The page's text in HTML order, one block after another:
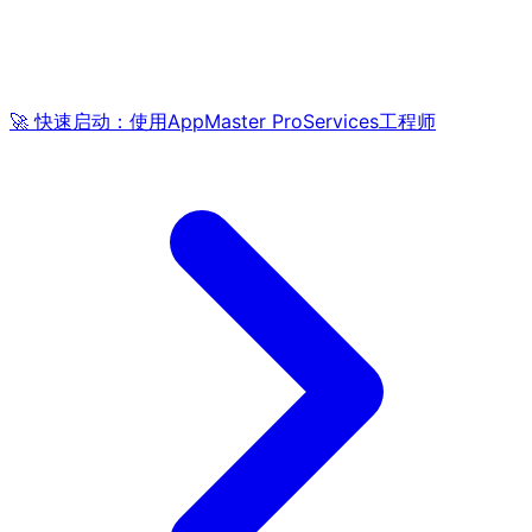
🚀 快速启动：使用AppMaster ProServices工程师